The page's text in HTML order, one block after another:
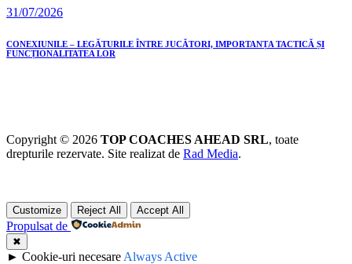
31/07/2026
CONEXIUNILE – LEGĂTURILE ÎNTRE JUCĂTORI, IMPORTANȚA TACTICĂ ȘI
FUNCȚIONALITATEA LOR
Copyright © 2026 TOP COACHES AHEAD SRL, toate
drepturile rezervate. Site realizat de Rad Media.
Customize Reject All Accept All
Propulsat de
✖
► Cookie-uri necesare Always Active